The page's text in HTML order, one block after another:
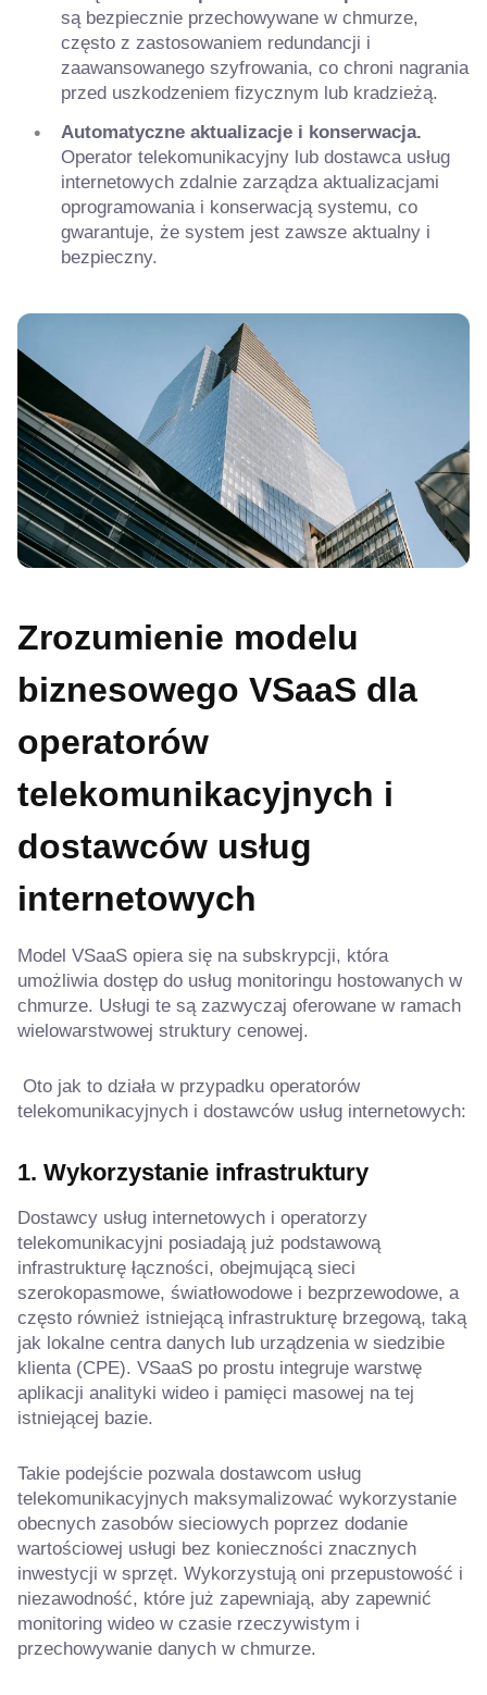
są bezpiecznie przechowywane w chmurze,
często z zastosowaniem redundancji i
zaawansowanego szyfrowania, co chroni nagrania
przed uszkodzeniem fizycznym lub kradzieżą.
Automatyczne aktualizacje i konserwacja.
Operator telekomunikacyjny lub dostawca usług
internetowych zdalnie zarządza aktualizacjami
oprogramowania i konserwacją systemu, co
gwarantuje, że system jest zawsze aktualny i
bezpieczny.
Zrozumienie modelu
biznesowego VSaaS dla
operatorów
telekomunikacyjnych i
dostawców usług
internetowych
Model VSaaS opiera się na subskrypcji, która
umożliwia dostęp do usług monitoringu hostowanych w
chmurze. Usługi te są zazwyczaj oferowane w ramach
wielowarstwowej struktury cenowej.
Oto jak to działa w przypadku operatorów
telekomunikacyjnych i dostawców usług internetowych:
1. Wykorzystanie infrastruktury
Dostawcy usług internetowych i operatorzy
telekomunikacyjni posiadają już podstawową
infrastrukturę łączności, obejmującą sieci
szerokopasmowe, światłowodowe i bezprzewodowe, a
często również istniejącą infrastrukturę brzegową, taką
jak lokalne centra danych lub urządzenia w siedzibie
klienta (CPE). VSaaS po prostu integruje warstwę
aplikacji analityki wideo i pamięci masowej na tej
istniejącej bazie.
Takie podejście pozwala dostawcom usług
telekomunikacyjnych maksymalizować wykorzystanie
obecnych zasobów sieciowych poprzez dodanie
wartościowej usługi bez konieczności znacznych
inwestycji w sprzęt. Wykorzystują oni przepustowość i
niezawodność, które już zapewniają, aby zapewnić
monitoring wideo w czasie rzeczywistym i
przechowywanie danych w chmurze.